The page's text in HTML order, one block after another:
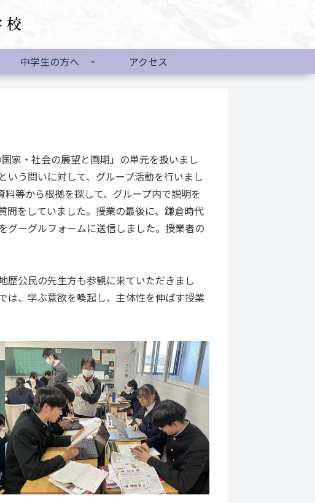
中学生の方へ アクセス
家・社会の展望と画期」の単元を扱いまし
う問いに対して、グループ活動を行いまし
等から根拠を探して、グループ内で説明を
問をしていました。授業の最後に、鎌倉時代
グーグルフォームに送信しました。授業者の
公民の先生方も参観に来ていただきまし
は、学ぶ意欲を喚起し、主体性を伸ばす授業